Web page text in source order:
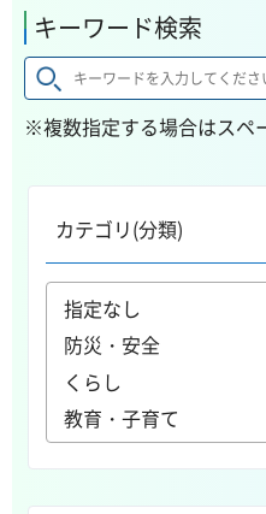
キーワード検索
※複数指定する場合はスペ
カテゴリ(分類)